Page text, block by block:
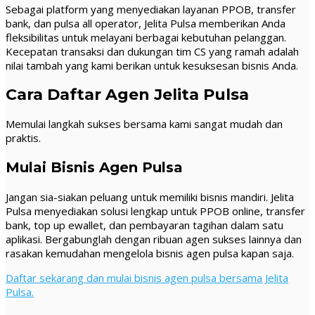
Sebagai platform yang menyediakan layanan PPOB, transfer
bank, dan pulsa all operator, Jelita Pulsa memberikan Anda
fleksibilitas untuk melayani berbagai kebutuhan pelanggan.
Kecepatan transaksi dan dukungan tim CS yang ramah adalah
nilai tambah yang kami berikan untuk kesuksesan bisnis Anda.
Cara Daftar Agen Jelita Pulsa
Memulai langkah sukses bersama kami sangat mudah dan
praktis.
Mulai Bisnis Agen Pulsa
Jangan sia-siakan peluang untuk memiliki bisnis mandiri. Jelita
Pulsa menyediakan solusi lengkap untuk PPOB online, transfer
bank, top up ewallet, dan pembayaran tagihan dalam satu
aplikasi. Bergabunglah dengan ribuan agen sukses lainnya dan
rasakan kemudahan mengelola bisnis agen pulsa kapan saja.
Daftar sekarang dan mulai bisnis agen pulsa bersama Jelita
Pulsa.